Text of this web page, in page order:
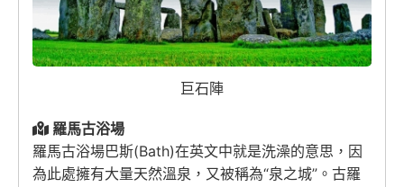
巨石陣
羅馬古浴場
羅馬古浴場巴斯(Bath)在英文中就是洗澡的意思，因
為此處擁有大量天然溫泉，又被稱為“泉之城”。古羅